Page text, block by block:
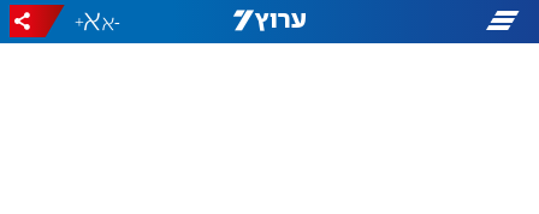
-
+